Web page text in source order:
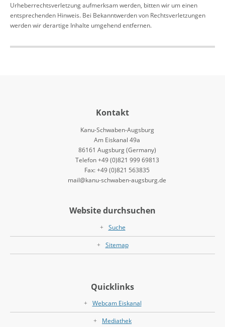
Urheberrechtsverletzung aufmerksam werden, bitten wir um einen
entsprechenden Hinweis. Bei Bekanntwerden von Rechtsverletzungen
werden wir derartige Inhalte umgehend entfernen.
Kontakt
Kanu-Schwaben-Augsburg
Am Eiskanal 49a
86161 Augsburg (Germany)
Telefon +49 (0)821 999 69813
Fax: +49 (0)821 563835
mail@kanu-schwaben-augsburg.de
Website durchsuchen
Suche
Sitemap
Quicklinks
Webcam Eiskanal
Mediathek